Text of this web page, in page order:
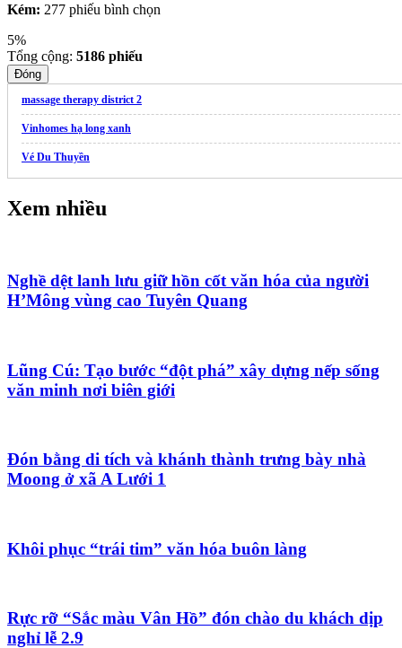
Kém: 277 phiếu bình chọn
5%
Tổng cộng: 5186 phiếu
Đóng
massage therapy district 2
Vinhomes hạ long xanh
Vé Du Thuyền
Xem nhiều
Nghề dệt lanh lưu giữ hồn cốt văn hóa của người
H’Mông vùng cao Tuyên Quang
Lũng Cú: Tạo bước “đột phá” xây dựng nếp sống
văn minh nơi biên giới
Đón bằng di tích và khánh thành trưng bày nhà
Moong ở xã A Lưới 1
Khôi phục “trái tim” văn hóa buôn làng
Rực rỡ “Sắc màu Vân Hồ” đón chào du khách dịp
nghỉ lễ 2.9